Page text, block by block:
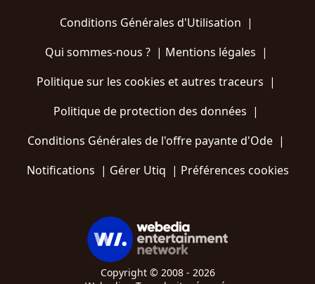
Conditions Générales d'Utilisation |
Qui sommes-nous ?| Mentions légales |
Politique sur les cookies et autres traceurs |
Politique de protection des données |
Conditions Générales de l'offre payante d'Ode |
Notifications | Gérer Utiq | Préférences cookies
Copyright © 2008 - 2026